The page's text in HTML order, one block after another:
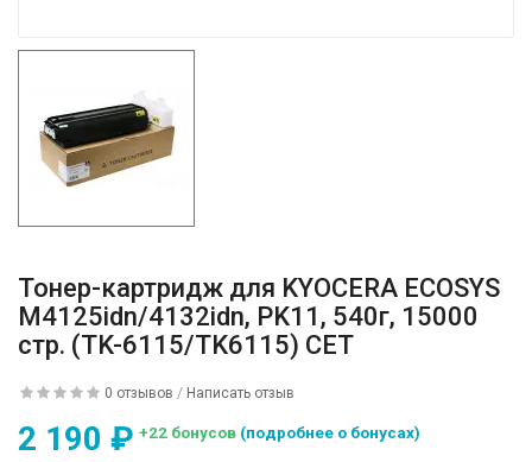
Тонер-картридж для KYOCERA ECOSYS
M4125idn/4132idn, PK11, 540г, 15000
стр. (TK-6115/TK6115) CET
0 отзывов / Написать отзыв
2 190 ₽ +22 бонусов (подробнее о бонусах)